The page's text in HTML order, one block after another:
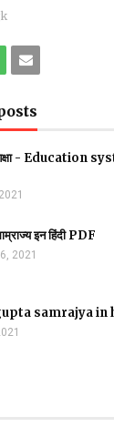
शिक्षा - Education
इन हिंदी PDF
2021
gupta samrajya in